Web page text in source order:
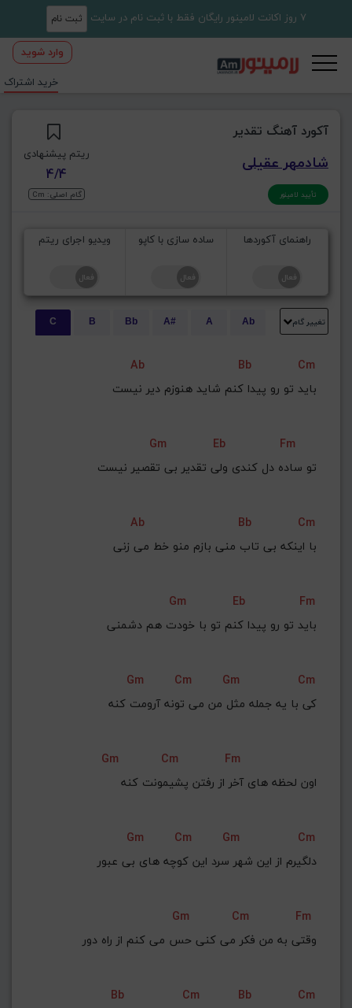
7 روز اکانت لامینور رایگان فقط با ثبت نام در سایت ثبت نام
وارد شوید
خرید اشتراک
آکورد آهنگ تقدیر
شادمهر عقیلی
تأیید لامینور
ریتم پیشنهادی
4/4
گام اصلی: Cm
راهنمای آکوردها ساده سازی با کاپو ویدیو اجرای ریتم
تغییر گام Ab
A
A#
Bb
B
C
Ab Bb
Cm
باید تو رو پیدا کنم شاید هنوزم دیر نیست
Gm Eb
Fm
تو ساده دل کندی ولی تقدیر بی تقصیر نیست
Ab Bb
Cm
با اینکه بی تاب منی بازم منو خط می زنی
Gm Eb
Fm
باید تو رو پیدا کنم تو با خودت هم دشمنی
Gm Cm Gm
Cm
کی با یه جمله مثل من می تونه آرومت کنه
Gm Cm
Fm
اون لحظه های آخر از رفتن پشیمونت کنه
Gm Cm Gm
Cm
دلگیرم از این شهر سرد این کوچه های بی عبور
Gm Cm
Fm
وقتی به من فکر می کنی حس می کنم از راه دور
Bb Cm Bb
Cm